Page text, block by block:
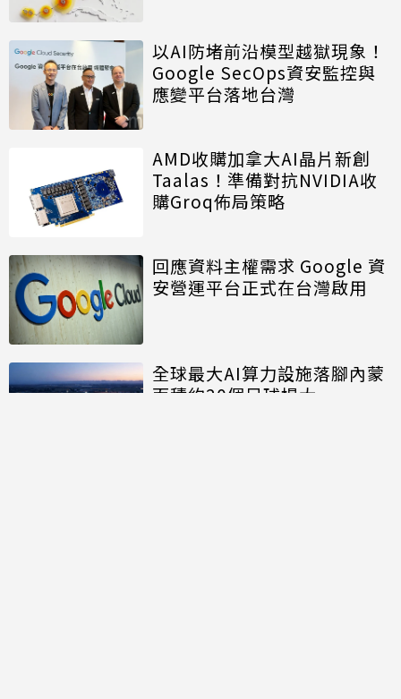
以AI防堵前沿模型越獄現象！
Google SecOps資安監控與
應變平台落地台灣
AMD收購加拿大AI晶片新創
Taalas！準備對抗NVIDIA收
購Groq佈局策略
回應資料主權需求 Google 資
安營運平台正式在台灣啟用
全球最大AI算力設施落腳內蒙
面積約20個足球場大